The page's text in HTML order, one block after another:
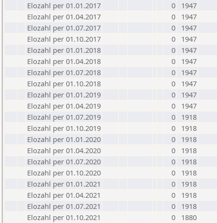
Elozahl per 01.01.2017
0
1947
Elozahl per 01.04.2017
0
1947
Elozahl per 01.07.2017
0
1947
Elozahl per 01.10.2017
0
1947
Elozahl per 01.01.2018
0
1947
Elozahl per 01.04.2018
0
1947
Elozahl per 01.07.2018
0
1947
Elozahl per 01.10.2018
0
1947
Elozahl per 01.01.2019
0
1947
Elozahl per 01.04.2019
0
1947
Elozahl per 01.07.2019
0
1918
Elozahl per 01.10.2019
0
1918
Elozahl per 01.01.2020
0
1918
Elozahl per 01.04.2020
0
1918
Elozahl per 01.07.2020
0
1918
Elozahl per 01.10.2020
0
1918
Elozahl per 01.01.2021
0
1918
Elozahl per 01.04.2021
0
1918
Elozahl per 01.07.2021
0
1918
Elozahl per 01.10.2021
0
1880